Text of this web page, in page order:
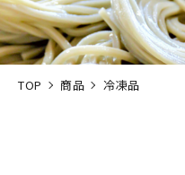
TOP 商品 冷凍品